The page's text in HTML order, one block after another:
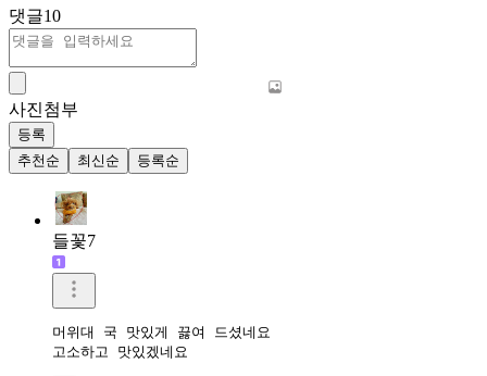
댓글10
사진첨부
등록
추천순
최신순 등록순
들꽃7
머위대 국 맛있게 끓여 드셨네요
고소하고 맛있겠네요